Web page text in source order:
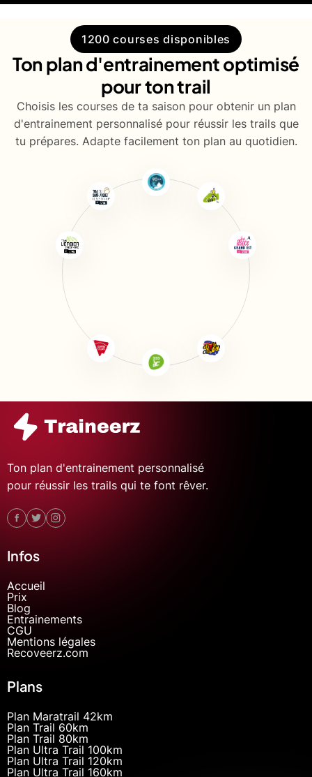
1200 courses disponibles
Ton plan d'entrainement optimisé
pour ton trail
Choisis les courses de ta saison pour obtenir un plan
d'entrainement personnalisé pour réussir les trails que
tu prépares. Adapte facilement ton plan au quotidien.
Ton plan d'entrainement personnalisé
pour réussir les trails qui te font rêver.
Infos
Accueil
Prix
Blog
Entrainements
CGU
Mentions légales
Recoveerz.com
Plans
Plan Maratrail 42km
Plan Trail 60km
Plan Trail 80km
Plan Ultra Trail 100km
Plan Ultra Trail 120km
Plan Ultra Trail 160km